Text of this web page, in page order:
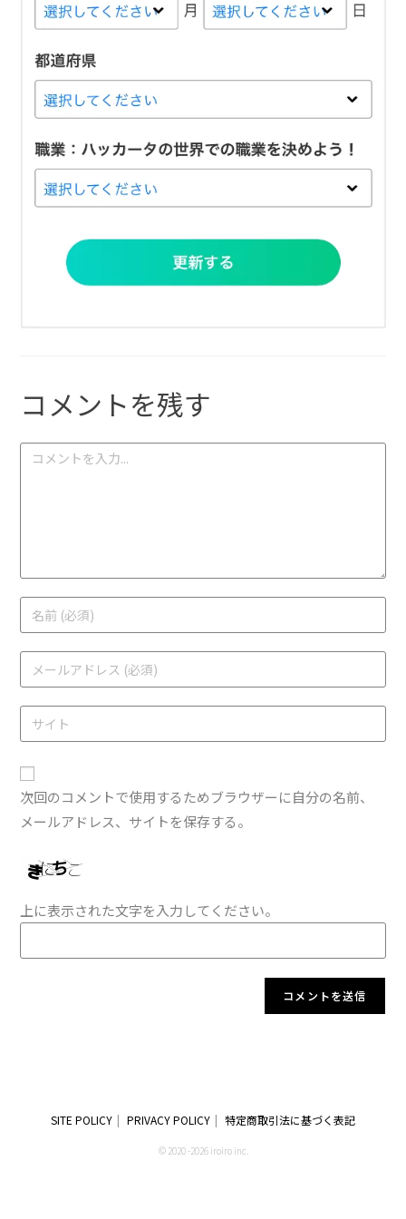
コメントを残す
次回のコメントで使用するためブラウザーに自分の名前、
メールアドレス、サイトを保存する。
上に表示された文字を入力してください。
SITE POLICY PRIVACY POLICY 特定商取引法に基づく表記
© 2020 -2026 iroiro inc.